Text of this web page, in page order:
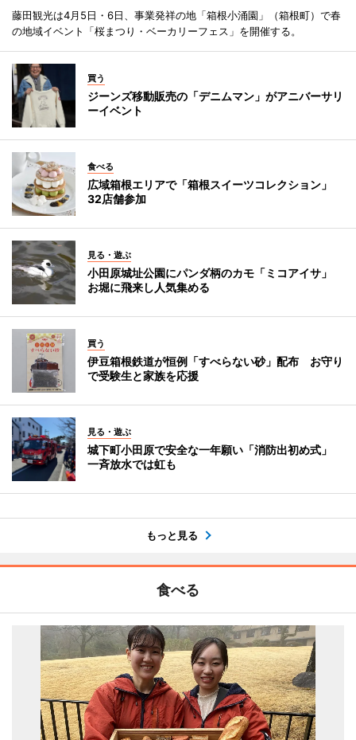
藤田観光は4月5日・6日、事業発祥の地「箱根小涌園」（箱根町）で春
の地域イベント「桜まつり・ベーカリーフェス」を開催する。
買う
ジーンズ移動販売の「デニムマン」がアニバーサリ
ーイベント
食べる
広域箱根エリアで「箱根スイーツコレクション」
32店舗参加
見る・遊ぶ
小田原城址公園にパンダ柄のカモ「ミコアイサ」
お堀に飛来し人気集める
買う
伊豆箱根鉄道が恒例「すべらない砂」配布 お守り
で受験生と家族を応援
見る・遊ぶ
城下町小田原で安全な一年願い「消防出初め式」
一斉放水では虹も
もっと見る
食べる